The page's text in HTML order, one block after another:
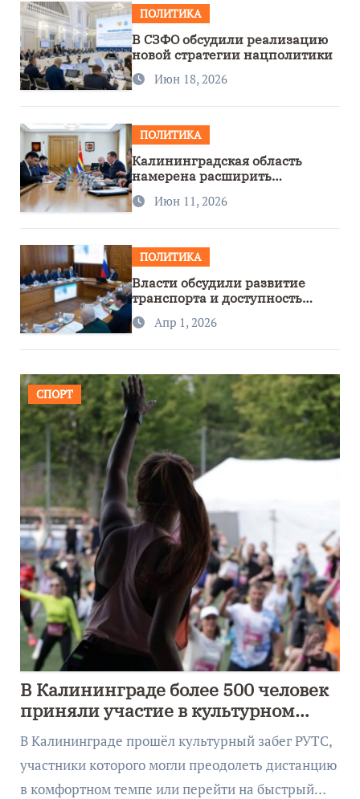
ПОЛИТИКА
В СЗФО обсудили реализацию
новой стратегии нацполитики
Июн 18, 2026
ПОЛИТИКА
Калининградская область
намерена расширить
сотрудничество с Узбекистаном
Июн 11, 2026
ПОЛИТИКА
Власти обсудили развитие
транспорта и доступность
региона
Апр 1, 2026
СПОРТ
В Калининграде более 500 человек
приняли участие в культурном
забеге
В Калининграде прошёл культурный забег РУТС,
участники которого могли преодолеть дистанцию
в комфортном темпе или перейти на быстрый…